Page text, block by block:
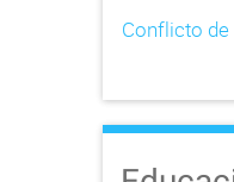
Conflicto